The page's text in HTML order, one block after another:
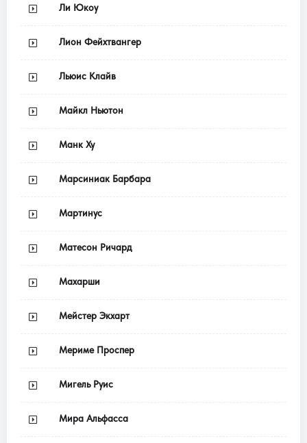
Ли Юкоу
Лион Фейхтвангер
Льюис Клайв
Майкл Ньютон
Манк Ху
Марсиниак Барбара
Мартинус
Матесон Ричард
Махарши
Мейстер Экхарт
Мериме Проспер
Мигель Руис
Мира Альфасса